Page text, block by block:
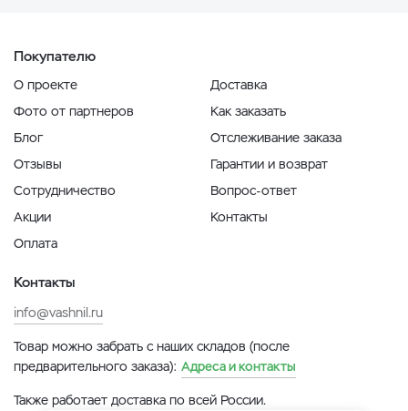
Покупателю
О проекте
Фото от партнеров
Блог
Отзывы
Сотрудничество
Акции
Оплата
Доставка
Как заказать
Отслеживание заказа
Гарантии и возврат
Вопрос-ответ
Контакты
Контакты
info@vashnil.ru
Товар можно забрать с наших складов (после
предварительного заказа): Адреса и контакты
Также работает доставка по всей России.